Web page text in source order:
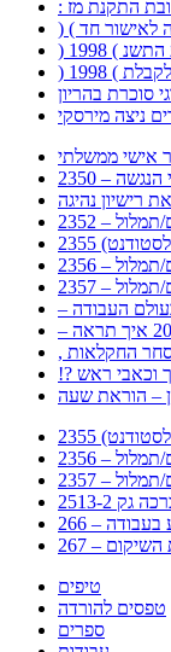
סוכרת בהריון
ניצה מירסקי
אישי ממשלתי
הנגשה
תמלול
תמלול
תמלול
וכאבי ראש
– הוראת שעה
תמלול
תמלול
בעבודה
השיקום
טיפים
טפסים להורדה
ספרים